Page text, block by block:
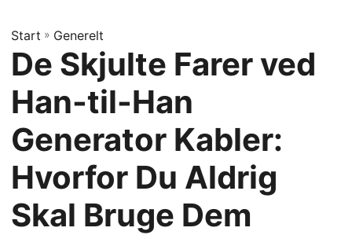
Start » Generelt
De Skjulte Farer ved
Han-til-Han
Generator Kabler:
Hvorfor Du Aldrig
Skal Bruge Dem